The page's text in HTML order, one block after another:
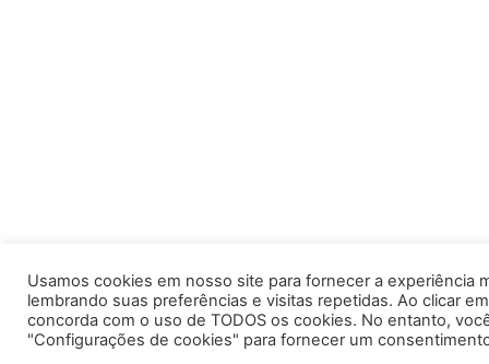
Usamos cookies em nosso site para fornecer a experiência
lembrando suas preferências e visitas repetidas. Ao clicar
concorda com o uso de TODOS os cookies. No entanto,
"Configurações de cookies" para fornecer um